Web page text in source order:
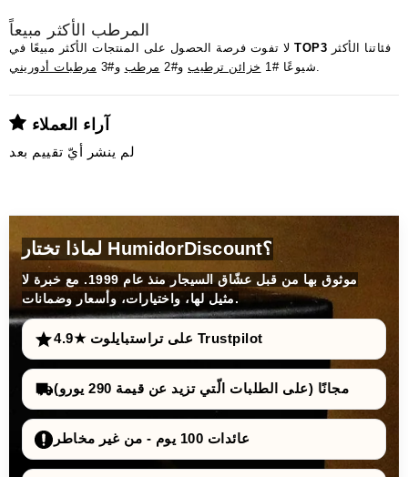
المرطب الأكثر مبيعاً
TOP3
شيوعًا #1
خزائن ترطيب و#2 مرطب و#3 مرطبات أدوريني .
آراء العملاء
لم ينشر أيّ تقييم بعد
لماذا تختار HumidorDiscount؟
موثوق بها من قبل عشّاق السيجار منذ عام 1999. مع خبرة لا
مثيل لها، واختيارات، وأسعار وضمانات.
4.9★ على تراستبايلوت Trustpilot
مجانًا (على الطلبات الّتي تزيد عن قيمة 290 يورو)
عائدات 100 يوم - من غير مخاطر